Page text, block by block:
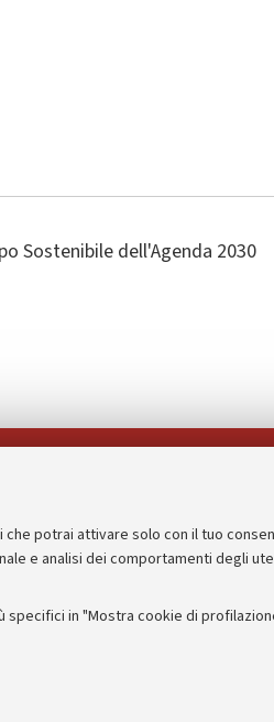
potrai attivare solo con il tuo
e analisi dei comportamenti degli
in "Mostra cookie di
Sostenibile dell'Agenda 2030
Informazioni sul
Privacy e note